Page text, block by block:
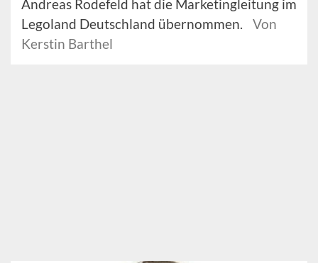
Andreas Rodefeld hat die Marketingleitung im
Legoland Deutschland übernommen.
Von
Kerstin Barthel